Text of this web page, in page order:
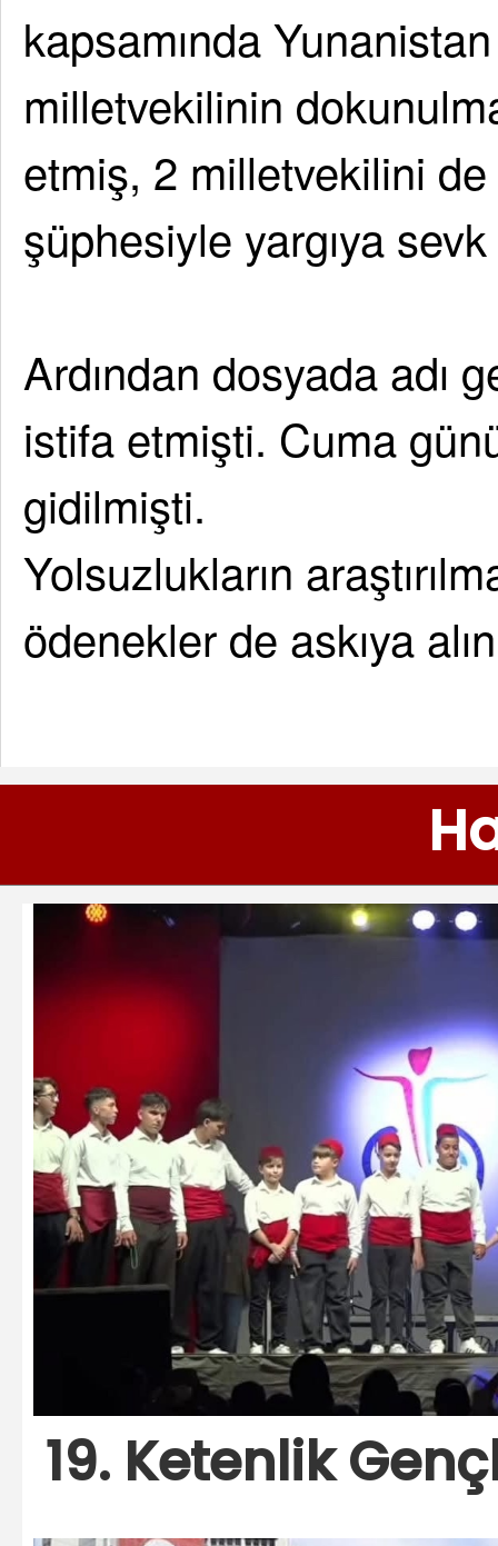
kapsamında
milletvekilinin
etmiş, 2 milletvekilini
şüphesiyle yargıya
Ardından dosyada adı
istifa etmişti. Cuma
gidilmişti.
Yolsuzlukların
ödenekler de askıya
19. Ketenlik